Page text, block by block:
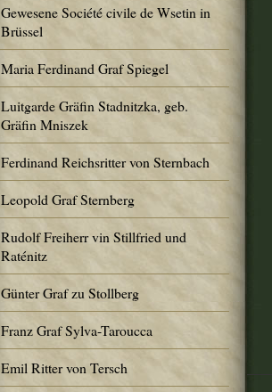
Gewesene Société civile de Wsetin in
Brüssel
Maria Ferdinand Graf Spiegel
Luitgarde Gräfin Stadnitzka, geb.
Gräfin Mniszek
Ferdinand Reichsritter von Sternbach
Leopold Graf Sternberg
Rudolf Freiherr vin Stillfried und
Raténitz
Günter Graf zu Stollberg
Franz Graf Sylva-Taroucca
Emil Ritter von Tersch